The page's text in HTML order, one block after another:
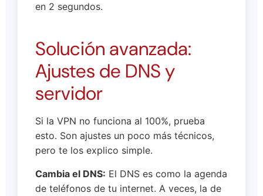
en 2 segundos.
Solución avanzada:
Ajustes de DNS y
servidor
Si la VPN no funciona al 100%, prueba
esto. Son ajustes un poco más técnicos,
pero te los explico simple.
Cambia el DNS: El DNS es como la agenda
de teléfonos de tu internet. A veces, la de